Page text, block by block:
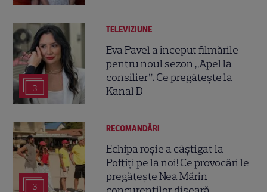
3
TELEVIZIUNE
Eva Pavel a început filmările
pentru noul sezon „Apel la
consilier”. Ce pregătește la
Kanal D
3
RECOMANDĂRI
Echipa roșie a câștigat la
Poftiți pe la noi! Ce provocări le
pregătește Nea Mărin